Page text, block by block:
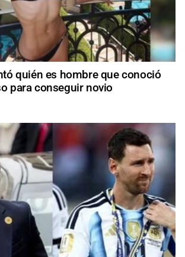
quién es hombre que conoció
para conseguir novio